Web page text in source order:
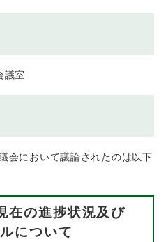
議室
会において議論されたのは以下
の進捗状況及び
について